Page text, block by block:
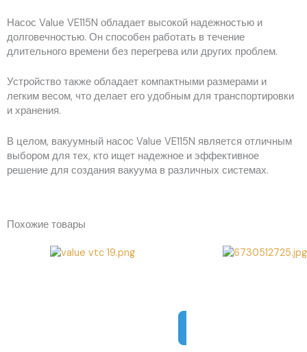
Насос Value VE115N обладает высокой надежностью и
долговечностью. Он способен работать в течение
длительного времени без перегрева или других проблем.
Устройство также обладает компактными размерами и
легким весом, что делает его удобным для транспортировки
и хранения.
В целом, вакуумный насос Value VE115N является отличным
выбором для тех, кто ищет надежное и эффективное
решение для создания вакуума в различных системах.
Похожие товары
медных,
латунных и